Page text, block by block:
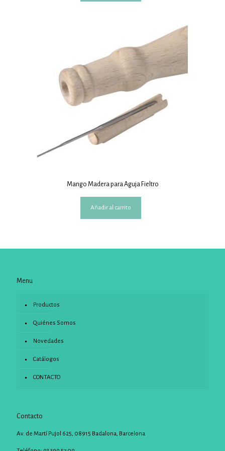
Mango Madera para Aguja Fieltro
Añadir al carrito
Menu
Productos
Quiénes Somos
Novedades
Catálogos
CONTACTO
Contacto
Av. de Martí Pujol 625, 08915 Badalona, Barcelona